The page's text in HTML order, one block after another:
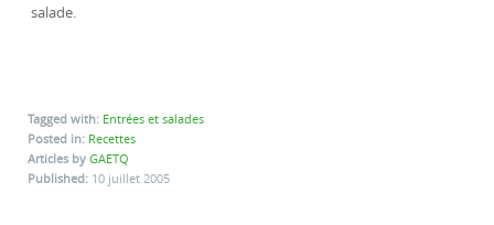
salade.
Tagged with: Entrées et salades
Posted in: Recettes
Articles by GAETQ
Published: 10 juillet 2005